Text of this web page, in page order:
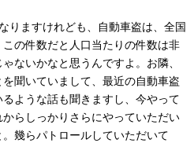
ますけれども、自動車盗は、全国
の件数だと人口当たりの件数は非
ないかなと思うんですよ。お隣、
聞いていまして、最近の自動車盗
ような話も聞きますし、今やって
らしっかりさらにやっていただい
幾らパトロールしていただいて